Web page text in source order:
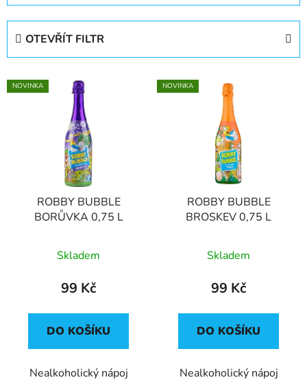
z
p
OTEVŘÍT FILTR
V
ý
NOVINKA
ROBBY BUBBLE
BORŮVKA 0,75 L
Skladem
99 Kč
DO KOŠÍKU
Nealkoholický nápoj
NOVINKA
ROBBY BUBBLE
BROSKEV 0,75 L
Skladem
99 Kč
DO KOŠÍKU
Nealkoholický nápoj